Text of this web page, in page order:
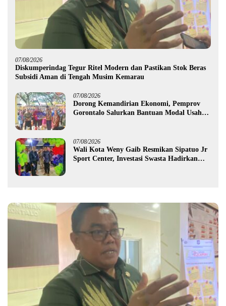
07/08/2026
Diskumperindag Tegur Ritel Modern dan Pastikan Stok Beras
Subsidi Aman di Tengah Musim Kemarau
07/08/2026
Dorong Kemandirian Ekonomi, Pemprov
Gorontalo Salurkan Bantuan Modal Usaha
07/08/2026
Wali Kota Weny Gaib Resmikan Sipatuo Jr
Sport Center, Investasi Swasta Hadirkan